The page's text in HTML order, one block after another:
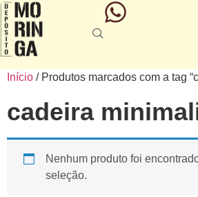
Início / Produtos marcados com a tag
cadeira
Nenhum produto foi
seleção.